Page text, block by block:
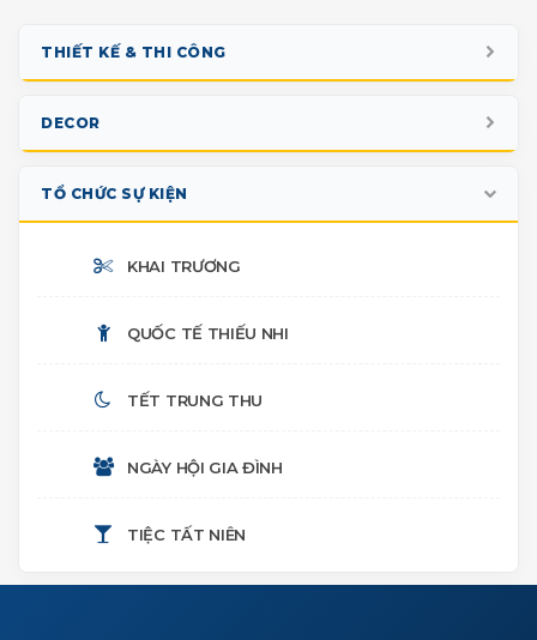
THIẾT KẾ & THI CÔNG
BOOTH SỰ KIỆN
DECOR
NOEL
TẾT CỔ TRUYỀN
HALLOWEEN
TIỂU CẢNH TRUNG THU
SINH NHẬT
THÔI NÔI
TỔ CHỨC SỰ KIỆN
KHAI TRƯƠNG
QUỐC TẾ THIẾU NHI
TẾT TRUNG THU
NGÀY HỘI GIA ĐÌNH
TIỆC TẤT NIÊN